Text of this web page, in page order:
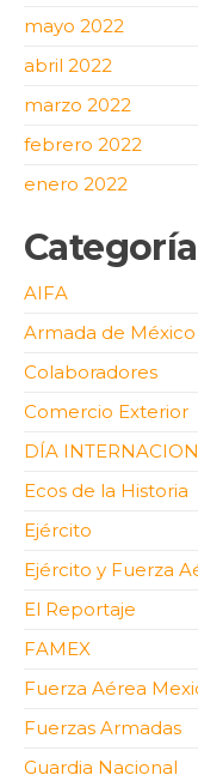
mayo 2022
abril 2022
marzo 2022
febrero 2022
enero 2022
AIFA
Armada de México
Colaboradores
Comercio Exterior
DÍA
Ecos de la Historia
Ejército
Ejército y Fuerza
El Reportaje
FAMEX
Fuerza Aérea
Fuerzas Armadas
Guardia Nacional